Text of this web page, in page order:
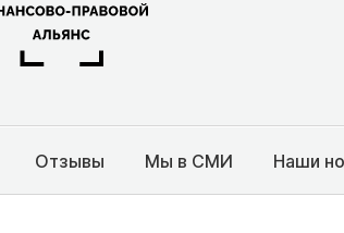
Отзывы Мы в СМИ Наши